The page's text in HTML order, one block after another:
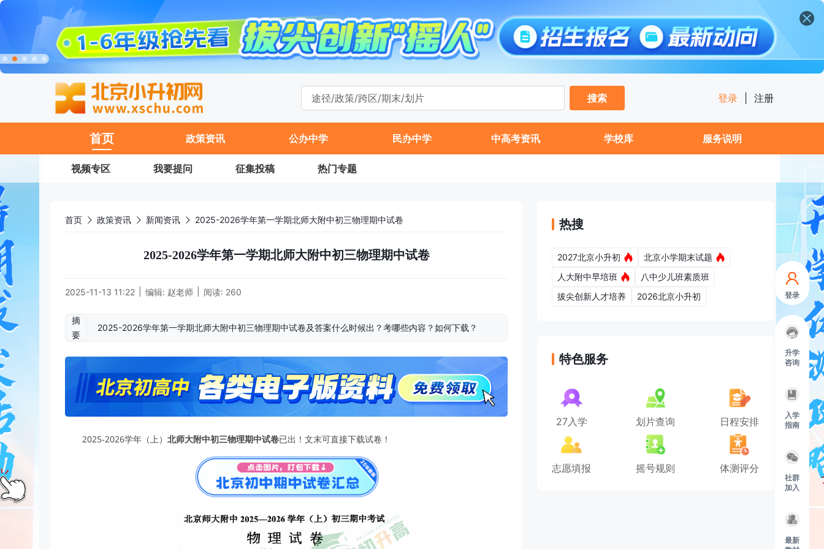
登录
升学
咨询
入学
指南
社群
加入
最新
搜索
登录 注册
首页 政策资讯 公办中学 民办中学 中高考资讯 学校库 服务说明
视频专区 我要提问 征集投稿 热门专题
首页 政策资讯 新闻资讯 2025-2026学年第一学期北师大附中初三物理期中试卷
2025-2026学年第一学期北师大附中初三物理期中试卷
2025-11-13 11:22 编辑: 赵老师 阅读: 260
摘
要
2025-2026学年第一学期北师大附中初三物理期中试卷及答案什么时候出？考哪些内容？如何下载？
2025-2026学年（上） 北师大附中初三物理期中试卷已出！文末可直接下载试卷！
热搜
2027北京小升初
北京小学期末试题
人大附中早培班
八中少儿班素质班
拔尖创新人才培养
2026北京小升初
特色服务
27入学 划片查询 日程安排
志愿填报 摇号规则 体测评分